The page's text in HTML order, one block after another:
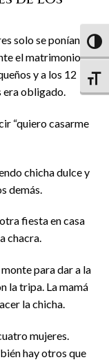
solo se ponían
el matrimonio.
y a los 12
era obligado.
“quiero casarme
chicha dulce y
demás.
fiesta en casa
chacra.
para dar a la
la tripa. La mamá
la chicha.
mujeres.
hay otros que